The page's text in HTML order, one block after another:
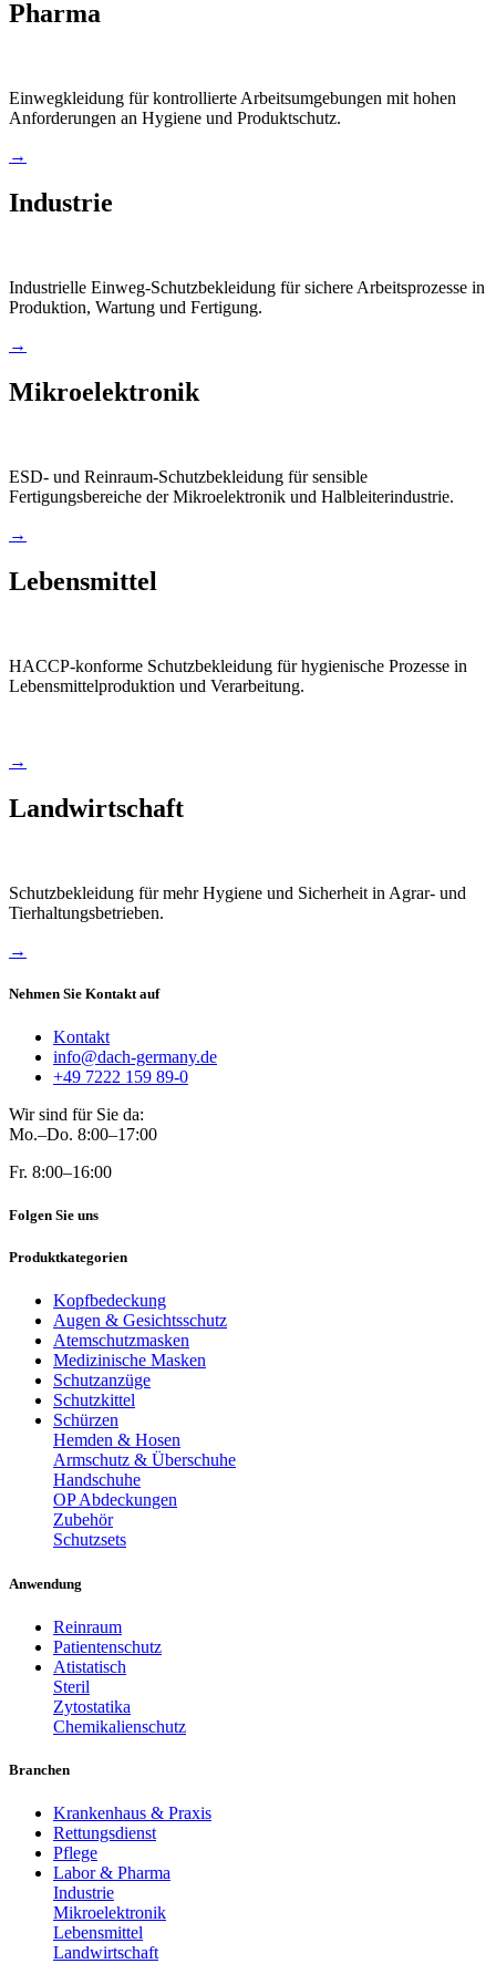
Pharma
Einwegkleidung für kontrollierte Arbeitsumgebungen mit hohen
Anforderungen an Hygiene und Produktschutz.
→
Industrie
Industrielle Einweg-Schutzbekleidung für sichere Arbeitsprozesse in
Produktion, Wartung und Fertigung.
→
Mikroelektronik
ESD- und Reinraum-Schutzbekleidung für sensible
Fertigungsbereiche der Mikroelektronik und Halbleiterindustrie.
→
Lebensmittel
HACCP-konforme Schutzbekleidung für hygienische Prozesse in
Lebensmittelproduktion und Verarbeitung.
→
Landwirtschaft
Schutzbekleidung für mehr Hygiene und Sicherheit in Agrar- und
Tierhaltungsbetrieben.
→
Nehmen Sie Kontakt auf
Kontakt
info@dach-germany.de
+49 7222 159 89-0
Wir sind für Sie da:
Mo.–Do. 8:00–17:00
Fr. 8:00–16:00
Folgen Sie uns
Produktkategorien
Kopfbedeckung
Augen & Gesichtsschutz
Atemschutzmasken
Medizinische Masken
Schutzanzüge
Schutzkittel
Schürzen
Hemden & Hosen
Armschutz & Überschuhe
Handschuhe
OP Abdeckungen
Zubehör
Schutzsets
Anwendung
Reinraum
Patientenschutz
Atistatisch
Steril
Zytostatika
Chemikalienschutz
Branchen
Krankenhaus & Praxis
Rettungsdienst
Pflege
Labor & Pharma
Industrie
Mikroelektronik
Lebensmittel
Landwirtschaft